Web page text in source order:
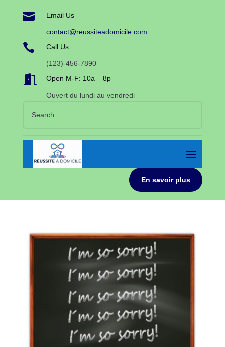
 Email Us
contact@reussiteadomicile.com
 Call Us
(123)-456-7890
 Open M-F: 10a – 8p
Ouvert du lundi au vendredi
En savoir plus